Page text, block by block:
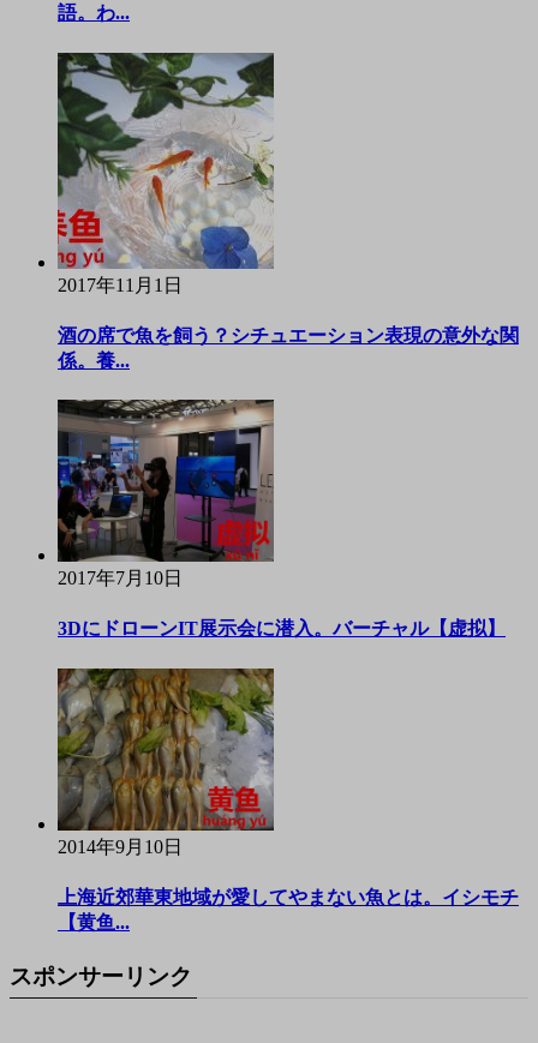
語。わ...
2017年11月1日
酒の席で魚を飼う？シチュエーション表現の意外な関
係。養...
2017年7月10日
3DにドローンIT展示会に潜入。バーチャル【虚拟】
2014年9月10日
上海近郊華東地域が愛してやまない魚とは。イシモチ
【黄鱼...
スポンサーリンク